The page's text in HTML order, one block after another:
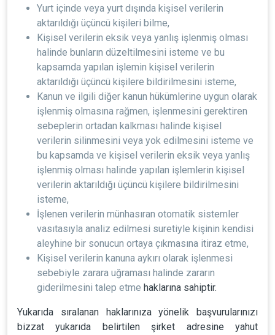
Yurt içinde veya yurt dışında kişisel verilerin
aktarıldığı üçüncü kişileri bilme,
Kişisel verilerin eksik veya yanlış işlenmiş olması
halinde bunların düzeltilmesini isteme ve bu
kapsamda yapılan işlemin kişisel verilerin
aktarıldığı üçüncü kişilere bildirilmesini isteme,
Kanun ve ilgili diğer kanun hükümlerine uygun olarak
işlenmiş olmasına rağmen, işlenmesini gerektiren
sebeplerin ortadan kalkması halinde kişisel
verilerin silinmesini veya yok edilmesini isteme ve
bu kapsamda ve kişisel verilerin eksik veya yanlış
işlenmiş olması halinde yapılan işlemlerin kişisel
verilerin aktarıldığı üçüncü kişilere bildirilmesini
isteme,
İşlenen verilerin münhasıran otomatik sistemler
vasıtasıyla analiz edilmesi suretiyle kişinin kendisi
aleyhine bir sonucun ortaya çıkmasına itiraz etme,
Kişisel verilerin kanuna aykırı olarak işlenmesi
sebebiyle zarara uğraması halinde zararın
giderilmesini talep etme haklarına sahiptir.
Yukarıda sıralanan haklarınıza yönelik başvurularınızı
bizzat yukarıda belirtilen şirket adresine yahut